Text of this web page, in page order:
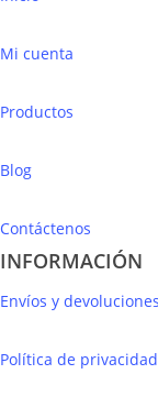
Mi cuenta
Productos
Blog
Contáctenos
INFORMACIÓN
Envíos y devoluciones
Política de privacidad